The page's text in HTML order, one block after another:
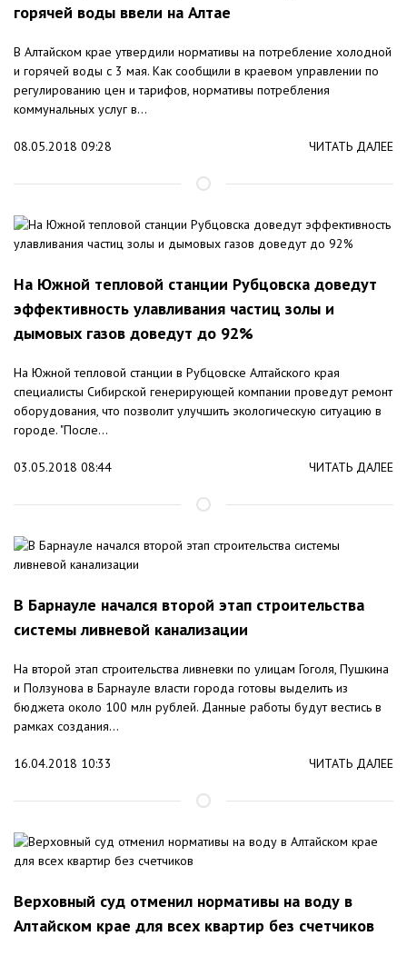
горячей воды ввели на Алтае
В Алтайском крае утвердили нормативы на потребление холодной
и горячей воды с 3 мая. Как сообщили в краевом управлении по
регулированию цен и тарифов, нормативы потребления
коммунальных услуг в...
08.05.2018 09:28 ЧИТАТЬ ДАЛЕЕ
На Южной тепловой станции Рубцовска доведут
эффективность улавливания частиц золы и
дымовых газов доведут до 92%
На Южной тепловой станции в Рубцовске Алтайского края
специалисты Сибирской генерирующей компании проведут ремонт
оборудования, что позволит улучшить экологическую ситуацию в
городе. "После...
03.05.2018 08:44 ЧИТАТЬ ДАЛЕЕ
В Барнауле начался второй этап строительства
системы ливневой канализации
На второй этап строительства ливневки по улицам Гоголя, Пушкина
и Ползунова в Барнауле власти города готовы выделить из
бюджета около 100 млн рублей. Данные работы будут вестись в
рамках создания...
16.04.2018 10:33 ЧИТАТЬ ДАЛЕЕ
Верховный суд отменил нормативы на воду в
Алтайском крае для всех квартир без счетчиков